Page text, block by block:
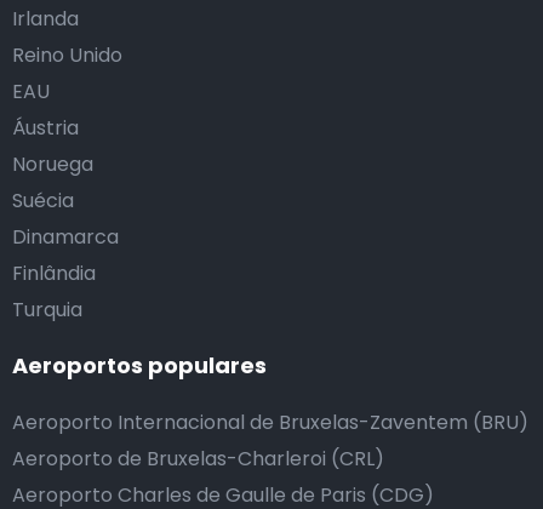
Irlanda
Reino Unido
EAU
Áustria
Noruega
Suécia
Dinamarca
Finlândia
Turquia
Aeroportos populares
Aeroporto Internacional de Bruxelas-Zaventem (BRU)
Aeroporto de Bruxelas-Charleroi (CRL)
Aeroporto Charles de Gaulle de Paris (CDG)